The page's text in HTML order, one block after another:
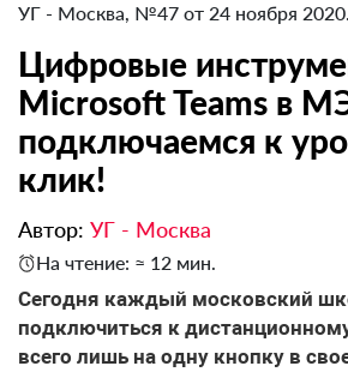
УГ - Москва, №47 от 24 ноября 2020.
Цифровые
Microsoft Teams в
подключаемся к
клик!
Автор: УГ - Москва
На чтение: ≈ 12 мин.
Сегодня каждый московский
подключиться к
всего лишь на одну кнопку в